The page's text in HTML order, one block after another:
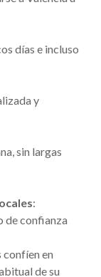
días e incluso
y
sin largas
:
de confianza
confíen en
de su